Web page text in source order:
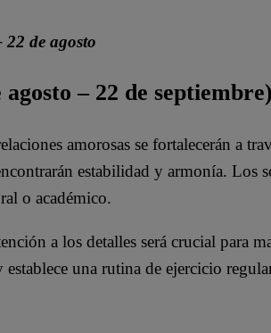
de agosto
– 22 de
amorosas se fortalecerán a
estabilidad y armonía. Los
o académico.
a los detalles será crucial para
una rutina de ejercicio